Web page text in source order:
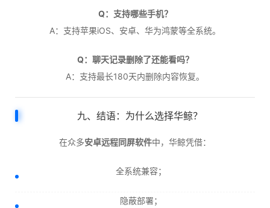
Q：支持哪些手机？
A：支持苹果iOS、安卓、华为鸿蒙等全系统。
Q：聊天记录删除了还能看吗？
A：支持最长180天内删除内容恢复。
九、结语：为什么选择华鲸？
在众多安卓远程同屏软件中，华鲸凭借：
全系统兼容；
隐蔽部署；